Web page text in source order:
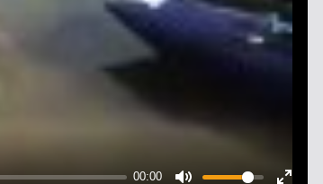
00:00